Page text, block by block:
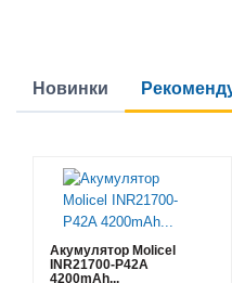
Новинки
Акумулятор Molicel
INR21700-P42A
4200mAh...